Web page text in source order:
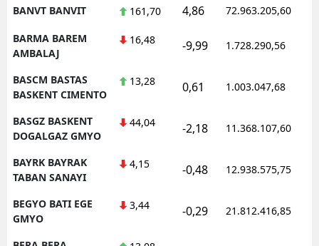
BANVT BANVIT 161,70 4,86 72.963.205,60
BARMA BAREM
AMBALAJ
16,48 -9,99 1.728.290,56
BASCM BASTAS
BASKENT CIMENTO
13,28 0,61 1.003.047,68
BASGZ BASKENT
DOGALGAZ GMYO
44,04 -2,18 11.368.107,60
BAYRK BAYRAK
TABAN SANAYI
4,15 -0,48 12.938.575,75
BEGYO BATI EGE
GMYO
3,44 -0,29 21.812.416,85